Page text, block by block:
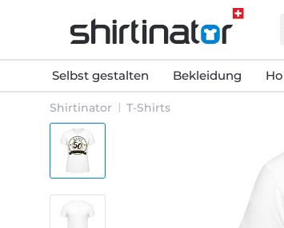
Selbst gestalten Bekleidung
Shirtinator T-Shirts